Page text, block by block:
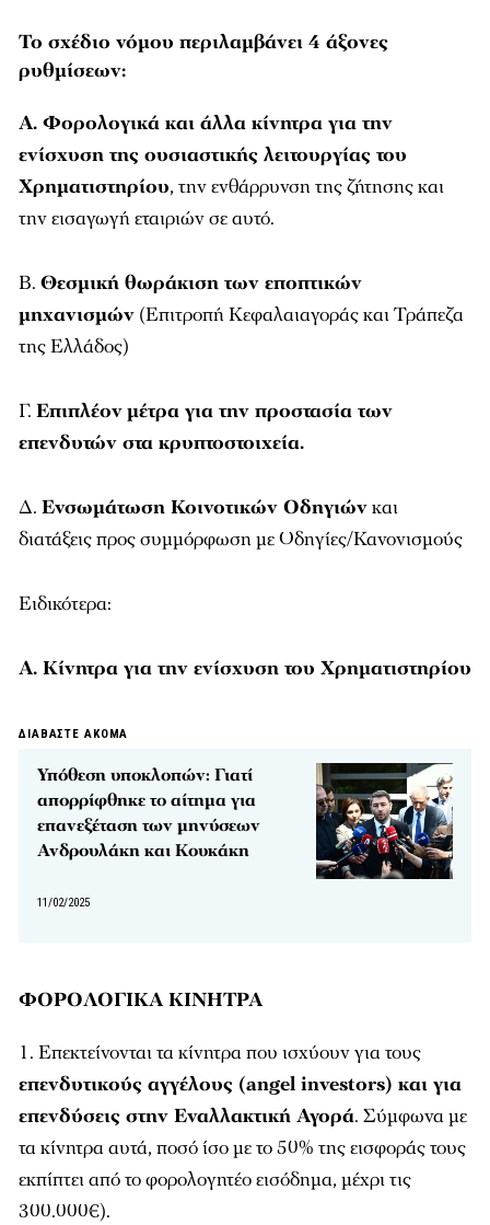
Το σχέδιο νόμου περιλαμβάνει 4 άξονες
ρυθμίσεων:
Α. Φορολογικά και άλλα κίνητρα για την
ενίσχυση της ουσιαστικής λειτουργίας του
Χρηματιστηρίου, την ενθάρρυνση της ζήτησης και
την εισαγωγή εταιριών σε αυτό.
Β. Θεσμική θωράκιση των εποπτικών
μηχανισμών (Επιτροπή Κεφαλαιαγοράς και Τράπεζα
της Ελλάδος)
Γ. Επιπλέονμέτρα για την προστασία των
επενδυτών στα κρυπτοστοιχεία.
Δ. Ενσωμάτωση Κοινοτικών Οδηγιώνκαι
διατάξεις προς συμμόρφωση με Οδηγίες/Κανονισμούς
Ειδικότερα:
Α. Κίνητρα για την ενίσχυση του Χρηματιστηρίου
ΔΙΑΒΑΣΤΕ ΑΚΟΜΑ
Υπόθεση υποκλοπών: Γιατί
απορρίφθηκε το αίτημα για
επανεξέταση των μηνύσεων
Ανδρουλάκη και Κουκάκη
11/02/2025
ΦΟΡΟΛΟΓΙΚΑ ΚΙΝΗΤΡΑ
Επεκτείνονται τα κίνητρα που ισχύουν για τους
επενδυτικούς αγγέλους (angel investors) και για
επενδύσεις στην Εναλλακτική Αγορά. Σύμφωνα με
τα κίνητρα αυτά, ποσό ίσο με το 50% της εισφοράς τους
εκπίπτει από το φορολογητέο εισόδημα, μέχρι τις
300.000€).